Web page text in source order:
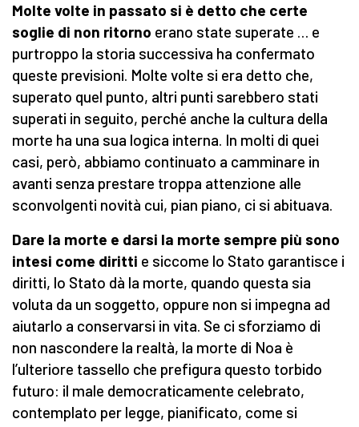
Molte volte in passato si è detto che certe
soglie di non ritorno erano state superate … e
purtroppo la storia successiva ha confermato
queste previsioni. Molte volte si era detto che,
superato quel punto, altri punti sarebbero stati
superati in seguito, perché anche la cultura della
morte ha una sua logica interna. In molti di quei
casi, però, abbiamo continuato a camminare in
avanti senza prestare troppa attenzione alle
sconvolgenti novità cui, pian piano, ci si abituava.
Dare la morte e darsi la morte sempre più sono
intesi come diritti e siccome lo Stato garantisce i
diritti, lo Stato dà la morte, quando questa sia
voluta da un soggetto, oppure non si impegna ad
aiutarlo a conservarsi in vita. Se ci sforziamo di
non nascondere la realtà, la morte di Noa è
l’ulteriore tassello che prefigura questo torbido
futuro: il male democraticamente celebrato,
contemplato per legge, pianificato, come si